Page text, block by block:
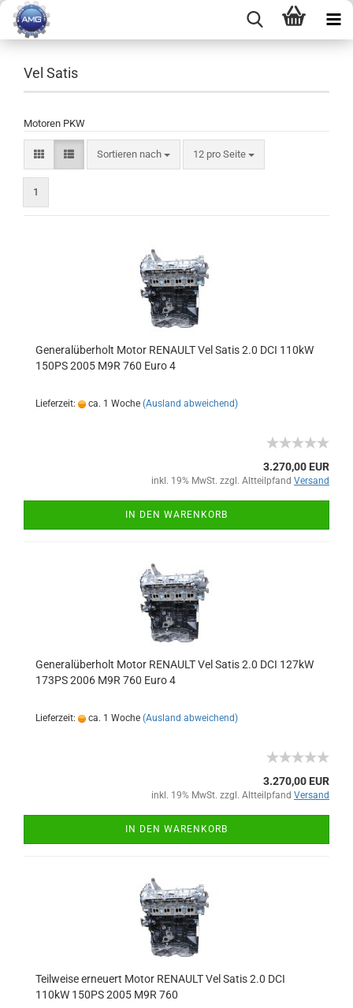
Vel Satis
Motoren PKW
Sortieren nach 12 pro Seite
1
Generalüberholt Motor RENAULT Vel Satis 2.0 DCI 110kW
150PS 2005 M9R 760 Euro 4
Lieferzeit: ca. 1 Woche (Ausland abweichend)
3.270,00 EUR
inkl. 19% MwSt. zzgl. Altteilpfand Versand
IN DEN WARENKORB
Generalüberholt Motor RENAULT Vel Satis 2.0 DCI 127kW
173PS 2006 M9R 760 Euro 4
Lieferzeit: ca. 1 Woche (Ausland abweichend)
3.270,00 EUR
inkl. 19% MwSt. zzgl. Altteilpfand Versand
IN DEN WARENKORB
Teilweise erneuert Motor RENAULT Vel Satis 2.0 DCI
110kW 150PS 2005 M9R 760